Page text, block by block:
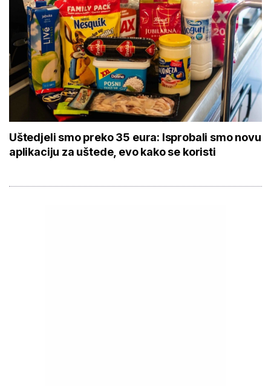
Uštedjeli smo preko 35 eura: Isprobali smo novu
aplikaciju za uštede, evo kako se koristi